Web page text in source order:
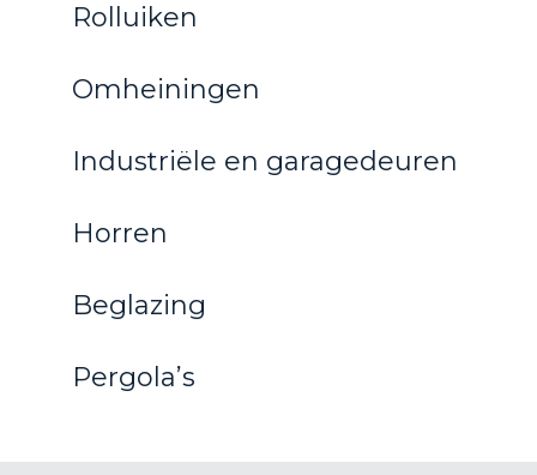
Rolluiken
Omheiningen
Industriële en garagedeuren
Horren
Beglazing
Pergola’s